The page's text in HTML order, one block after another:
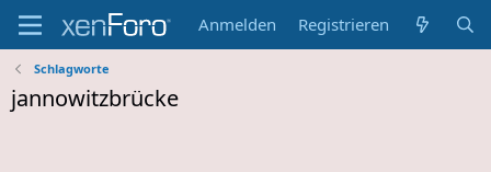
Anmelden Registrieren
Schlagworte
jannowitzbrücke